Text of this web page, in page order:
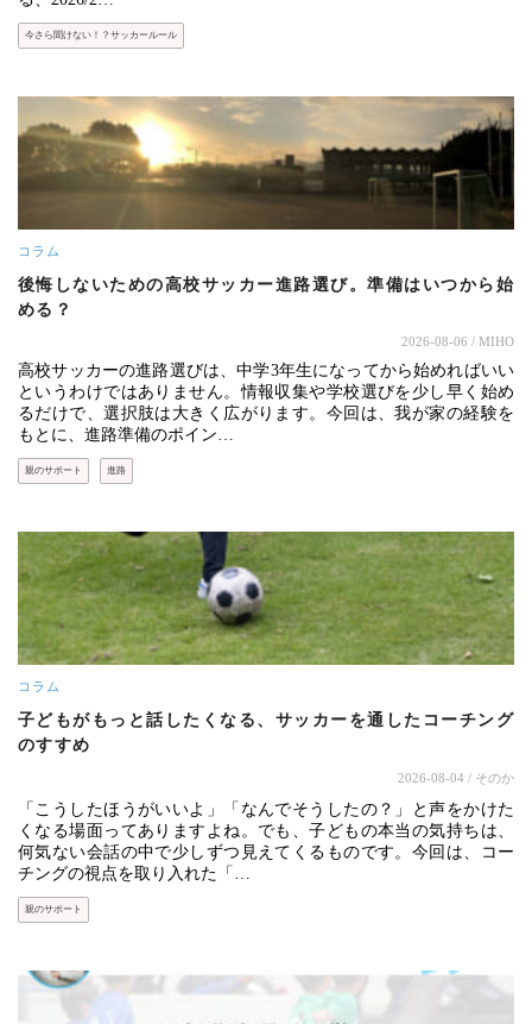
今さら聞けない！？サッカールール
コラム
後悔しないための高校サッカー進路選び。準備はいつから始
める？
2026-08-06 / MIHO
高校サッカーの進路選びは、中学3年生になってから始めればいい
というわけではありません。情報収集や学校選びを少し早く始め
るだけで、選択肢は大きく広がります。今回は、我が家の経験を
もとに、進路準備のポイン…
親のサポート 進路
コラム
子どもがもっと話したくなる、サッカーを通したコーチング
のすすめ
2026-08-04 / そのか
「こうしたほうがいいよ」「なんでそうしたの？」と声をかけた
くなる場面ってありますよね。でも、子どもの本当の気持ちは、
何気ない会話の中で少しずつ見えてくるものです。今回は、コー
チングの視点を取り入れた「…
親のサポート